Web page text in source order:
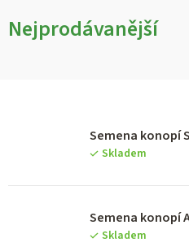
Nejprodávanější
Semena konopí
Skladem
Semena konopí
Skladem
i